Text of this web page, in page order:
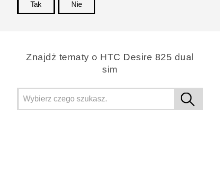
Tak
Nie
Znajdż tematy o HTC Desire 825 dual
sim